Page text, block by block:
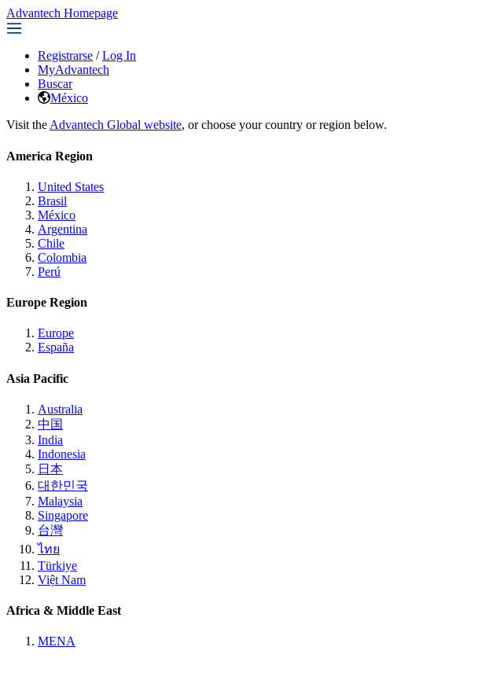
Advantech Homepage
Registrarse / Log In
MyAdvantech
Buscar
México
Visit the Advantech Global website, or choose your country or region below.
America Region
United States
Brasil
México
Argentina
Chile
Colombia
Perú
Europe Region
Europe
España
Asia Pacific
Australia
中国
India
Indonesia
日本
대한민국
Malaysia
Singapore
台灣
ไทย
Türkiye
Việt Nam
Africa & Middle East
MENA